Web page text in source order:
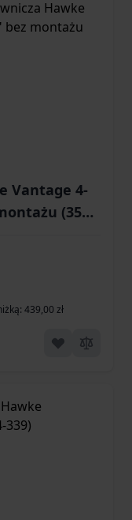
Vantage 4-
(354-
439,00 zł